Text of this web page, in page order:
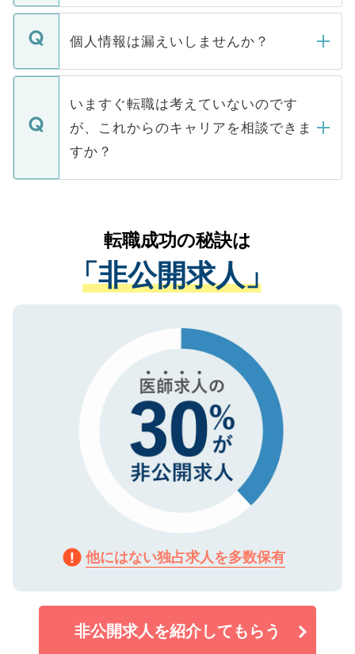
ません。
■応募殺到を避けるため 人気のある医療機
関を公にしてしまうと、応募が殺到する場
に、医療機関が求める条件に合った人材の
みを人材紹介会社に依頼するケースが増え
ています。
転職・入職を強要することは一切ありませ
ん。また、仮に応募先から内定をいただい
定を承諾する必要はありません。内定先へ
の辞退の連絡はキャリアパートナーが行い
個人情報は漏えいしませんか？
個人情報が漏えいすることはありませんの
で、ご安心ください。当サイトからの登録
などで収集したご登録者様の個人情報は、
ご本人のキャリアアップおよび転職活動の
支援を目的に使用いたします。お預かりし
ているすべての個人データはご本人の許可
は、個人情報の取り扱いについての厳密な
管理基準を満たした事業者のみに付与され
る、プライバシーマークを取得済みです。
で、機密保持に関してもご安心ください。
いますぐ転職は考えていないのです
が、これからのキャリアを相談できま
すか？
かがいして、現在の医療機関の状況や紹介
経験をまじえながら、適切なアドバイスを
させていただきます。すぐにご転職をされ
ない方には、長期的なサポートが可能です
ので、まずはご登録ください。
転職成功の秘訣は
「非公開求人」
他にはない独占求人を多数保有
非公開求人を紹介してもらう